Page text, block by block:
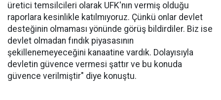
üretici temsilcileri olarak UFK'nın vermiş olduğu
raporlara kesinlikle katılmıyoruz. Çünkü onlar devlet
desteğinin olmaması yönünde görüş bildirdiler. Biz ise
devlet olmadan fındık piyasasının
şekillenemeyeceğini kanaatine vardık. Dolayısıyla
devletin güvence vermesi şattır ve bu konuda
güvence verilmiştir" diye konuştu.